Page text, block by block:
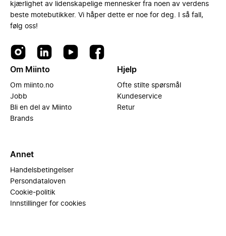
kjærlighet av lidenskapelige mennesker fra noen av verdens
beste motebutikker. Vi håper dette er noe for deg. I så fall,
følg oss!
Om Miinto
Om miinto.no
Jobb
Bli en del av Miinto
Brands
Hjelp
Ofte stilte spørsmål
Kundeservice
Retur
Annet
Handelsbetingelser
Persondataloven
Cookie-politik
Innstillinger for cookies